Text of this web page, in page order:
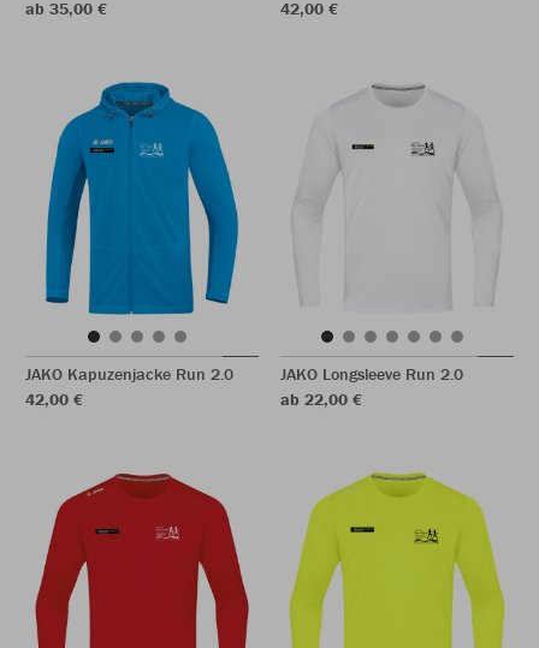
ab 35,00 €
42,00 €
JAKO Kapuzenjacke Run 2.0
42,00 €
JAKO Longsleeve Run 2.0
ab 22,00 €